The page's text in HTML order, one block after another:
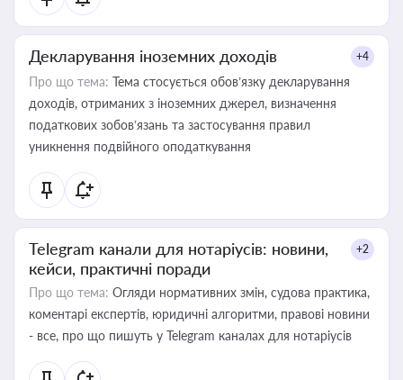
Декларування іноземних доходів +4
Про що тема: Тема стосується обов’язку декларування
доходів, отриманих з іноземних джерел, визначення
податкових зобов’язань та застосування правил
уникнення подвійного оподаткування
Telegram канали для нотаріусів: новини,
кейси, практичні поради
+2
Про що тема: Огляди нормативних змін, судова практика,
коментарі експертів, юридичні алгоритми, правові новини
- все, про що пишуть у Telegram каналах для нотаріусів